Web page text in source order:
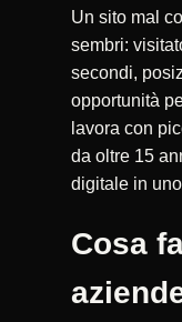
Un sito mal
sembri:
secondi,
opportunità
lavora con
da oltre 15
digitale in
Cosa